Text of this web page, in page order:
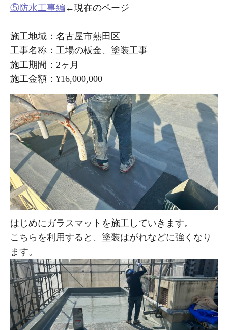
⑤防水工事編 ←現在のページ
施工地域：名古屋市熱田区
工事名称：工場の板金、塗装工事
施工期間：2ヶ月
施工金額：¥16,000,000
はじめにガラスマットを施工していきます。
こちらを利用すると、塗装はがれなどに強くなり
ます。